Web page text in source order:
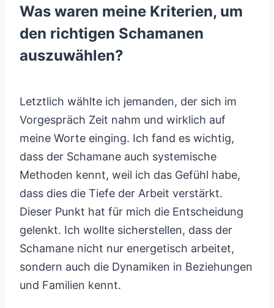
Was waren meine Kriterien, um
den richtigen Schamanen
auszuwählen?
Letztlich wählte ich jemanden, der sich im
Vorgespräch Zeit nahm und wirklich auf
meine Worte einging. Ich fand es wichtig,
dass der Schamane auch systemische
Methoden kennt, weil ich das Gefühl habe,
dass dies die Tiefe der Arbeit verstärkt.
Dieser Punkt hat für mich die Entscheidung
gelenkt. Ich wollte sicherstellen, dass der
Schamane nicht nur energetisch arbeitet,
sondern auch die Dynamiken in Beziehungen
und Familien kennt.